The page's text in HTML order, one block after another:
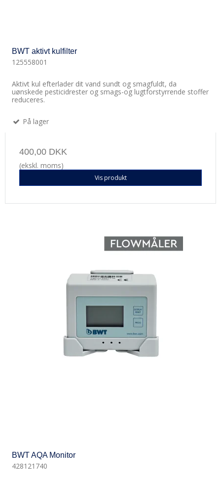
BWT aktivt kulfilter
125558001
Aktivt kul efterlader dit vand sundt og smagfuldt, da
uønskede pesticidrester og smags-​og lugtforstyrrende stoffer
reduceres.
På lager
400,00 DKK
(ekskl. moms)
Vis produkt
BWT AQA Monitor
428121740